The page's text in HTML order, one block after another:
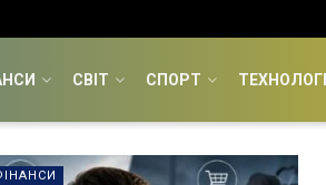
СВІТ СПОРТ ТЕХНОЛОГІЇ